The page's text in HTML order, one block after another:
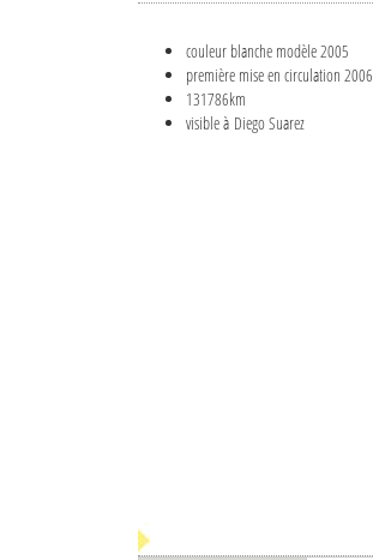
couleur blanche modèle 2005
première mise en circulation 2006
131786km
visible à Diego Suarez